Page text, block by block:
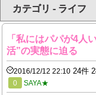
カテゴリ - ライフ
「私にはパパが4人
活”の実態に迫る
2016/12/12 22:10 24件
0 SAYA★